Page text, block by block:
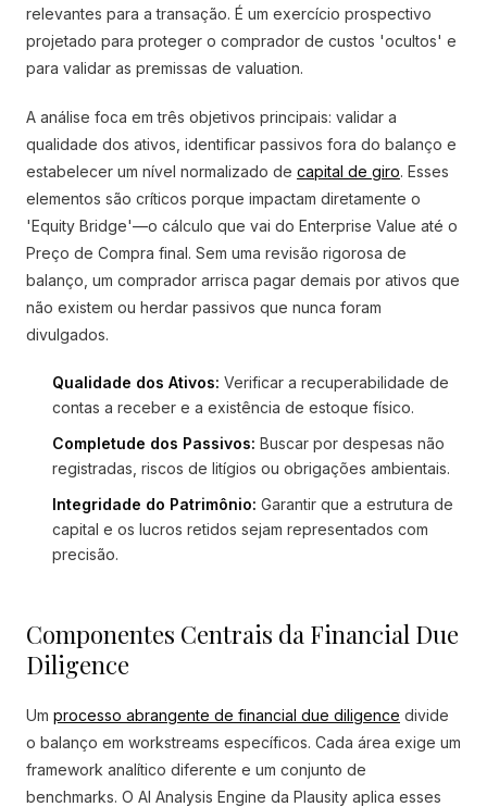
relevantes para a transação. É um exercício prospectivo
projetado para proteger o comprador de custos 'ocultos' e
para validar as premissas de valuation.
A análise foca em três objetivos principais: validar a
qualidade dos ativos, identificar passivos fora do balanço e
estabelecer um nível normalizado de capital de giro. Esses
elementos são críticos porque impactam diretamente o
'Equity Bridge'—o cálculo que vai do Enterprise Value até o
Preço de Compra final. Sem uma revisão rigorosa de
balanço, um comprador arrisca pagar demais por ativos que
não existem ou herdar passivos que nunca foram
divulgados.
Qualidade dos Ativos: Verificar a recuperabilidade de
contas a receber e a existência de estoque físico.
Completude dos Passivos: Buscar por despesas não
registradas, riscos de litígios ou obrigações ambientais.
Integridade do Patrimônio: Garantir que a estrutura de
capital e os lucros retidos sejam representados com
precisão.
Componentes Centrais da Financial Due
Diligence
Um processo abrangente de financial due diligence divide
o balanço em workstreams específicos. Cada área exige um
framework analítico diferente e um conjunto de
benchmarks. O AI Analysis Engine da Plausity aplica esses